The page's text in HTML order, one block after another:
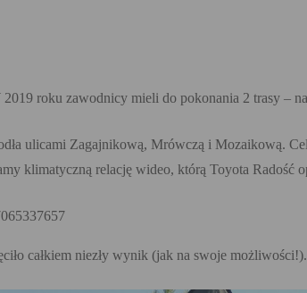
2019 roku zawodnicy mieli do pokonania 2 trasy –
ulicami Zagajnikową, Mrówczą i Mozaikową.
klimatyczną relację wideo, którą Toyota Radość
całkiem niezły wynik (jak na swoje